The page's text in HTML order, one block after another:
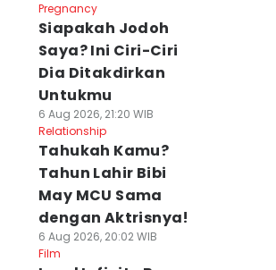
Pregnancy
Siapakah Jodoh
Saya? Ini Ciri-Ciri
Dia Ditakdirkan
Untukmu
6 Aug 2026, 21:20 WIB
Relationship
Tahukah Kamu?
Tahun Lahir Bibi
May MCU Sama
dengan Aktrisnya!
6 Aug 2026, 20:02 WIB
Film